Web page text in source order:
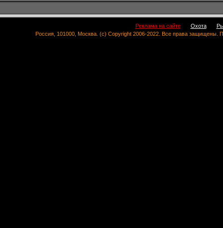
Реклама на сайте Охота
Россия, 101000, Москва. (c) Copyright 2006-2022. Все права защищены.